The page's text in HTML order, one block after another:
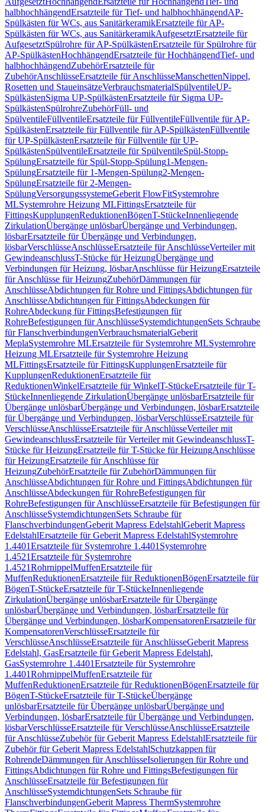
halbhochhängendErsatzteile für Tief- und halbhochhängendAP-
Spülkästen für WCs, aus SanitärkeramikErsatzteile für AP-
Spülkästen für WCs, aus SanitärkeramikAufgesetztErsatzteile für
AufgesetztSpülrohre für AP-SpülkästenErsatzteile für Spülrohre für
AP-SpülkästenHochhängendErsatzteile für HochhängendTief- und
halbhochhängendZubehörErsatzteile für
ZubehörAnschlüsseErsatzteile für AnschlüsseManschettenNippel,
Rosetten und StaueinsätzeVerbrauchsmaterialSpülventileUP-
SpülkästenSigma UP-SpülkästenErsatzteile für Sigma UP-
SpülkästenSpülrohreZubehörFüll- und
SpülventileFüllventileErsatzteile für FüllventileFüllventile für AP-
SpülkästenErsatzteile für Füllventile für AP-SpülkästenFüllventile
für UP-SpülkästenErsatzteile für Füllventile für UP-
SpülkästenSpülventileErsatzteile für SpülventileSpül-Stopp-
SpülungErsatzteile für Spül-Stopp-Spülung1-Mengen-
SpülungErsatzteile für 1-Mengen-Spülung2-Mengen-
SpülungErsatzteile für 2-Mengen-
SpülungVersorgungssystemeGeberit FlowFitSystemrohre
MLSystemrohre Heizung MLFittingsErsatzteile für
FittingsKupplungenReduktionenBögenT-StückeInnenliegende
ZirkulationÜbergänge unlösbarÜbergänge und Verbindungen,
lösbarErsatzteile für Übergänge und Verbindungen,
lösbarVerschlüsseAnschlüsseErsatzteile für AnschlüsseVerteiler mit
GewindeanschlussT-Stücke für HeizungÜbergänge und
Verbindungen für Heizung, lösbarAnschlüsse für HeizungErsatzteile
für Anschlüsse für HeizungZubehörDämmungen für
AnschlüsseAbdichtungen für Rohre und FittingsAbdichtungen für
AnschlüsseAbdichtungen für FittingsAbdeckungen für
RohreAbdeckung für FittingsBefestigungen für
RohreBefestigungen für AnschlüsseSystemdichtungenSets Schraube
für FlanschverbindungenVerbrauchsmaterialGeberit
MeplaSystemrohre MLErsatzteile für Systemrohre MLSystemrohre
Heizung MLErsatzteile für Systemrohre Heizung
MLFittingsErsatzteile für FittingsKupplungenErsatzteile für
KupplungenReduktionenErsatzteile für
ReduktionenWinkelErsatzteile für WinkelT-StückeErsatzteile für T-
StückeInnenliegende ZirkulationÜbergänge unlösbarErsatzteile für
Übergänge unlösbarÜbergänge und Verbindungen, lösbarErsatzteile
für Übergänge und Verbindungen, lösbarVerschlüsseErsatzteile für
VerschlüsseAnschlüsseErsatzteile für AnschlüsseVerteiler mit
GewindeanschlussErsatzteile für Verteiler mit GewindeanschlussT-
Stücke für HeizungErsatzteile für T-Stücke für HeizungAnschlüsse
für HeizungErsatzteile für Anschlüsse für
HeizungZubehörErsatzteile für ZubehörDämmungen für
AnschlüsseAbdichtungen für Rohre und FittingsAbdichtungen für
AnschlüsseAbdeckungen für RohreBefestigungen für
RohreBefestigungen für AnschlüsseErsatzteile für Befestigungen für
AnschlüsseSystemdichtungenSets Schraube für
FlanschverbindungenGeberit Mapress EdelstahlGeberit Mapress
EdelstahlErsatzteile für Geberit Mapress EdelstahlSystemrohre
1.4401Ersatzteile für Systemrohre 1.4401 Systemrohre
1.4521Ersatzteile für Systemrohre
1.4521RohrnippelMuffenErsatzteile für
MuffenReduktionenErsatzteile für ReduktionenBögenErsatzteile für
BögenT-StückeErsatzteile für T-StückeInnenliegende
ZirkulationÜbergänge unlösbarErsatzteile für Übergänge
unlösbarÜbergänge und Verbindungen, lösbarErsatzteile für
Übergänge und Verbindungen, lösbarKompensatorenErsatzteile für
KompensatorenVerschlüsseErsatzteile für
VerschlüsseAnschlüsseErsatzteile für AnschlüsseGeberit Mapress
Edelstahl, GasErsatzteile für Geberit Mapress Edelstahl,
GasSystemrohre 1.4401Ersatzteile für Systemrohre
1.4401RohrnippelMuffenErsatzteile für
MuffenReduktionenErsatzteile für ReduktionenBögenErsatzteile für
BögenT-StückeErsatzteile für T-StückeÜbergänge
unlösbarErsatzteile für Übergänge unlösbarÜbergänge und
Verbindungen, lösbarErsatzteile für Übergänge und Verbindungen,
lösbarVerschlüsseErsatzteile für VerschlüsseAnschlüsseErsatzteile
für AnschlüsseZubehör für Geberit Mapress EdelstahlErsatzteile für
Zubehör für Geberit Mapress EdelstahlSchutzkappen für
RohrendeDämmungen für AnschlüsseIsolierungen für Rohre und
FittingsAbdichtungen für Rohre und FittingsBefestigungen für
AnschlüsseErsatzteile für Befestigungen für
AnschlüsseSystemdichtungenSets Schraube für
FlanschverbindungenGeberit Mapress ThermSystemrohre